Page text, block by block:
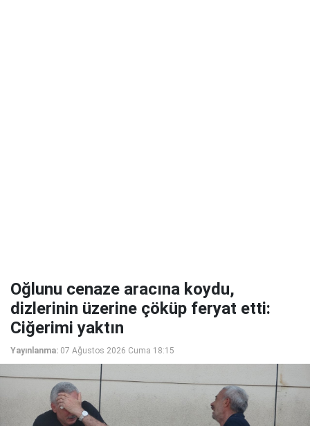
Oğlunu cenaze aracına koydu,
dizlerinin üzerine çöküp feryat etti:
Ciğerimi yaktın
Yayınlanma: 07 Ağustos 2026 Cuma 18:15